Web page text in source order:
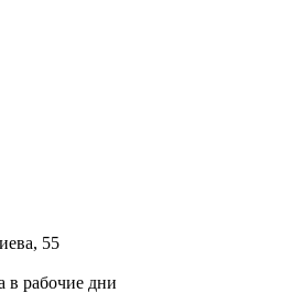
55
в рабочие дни